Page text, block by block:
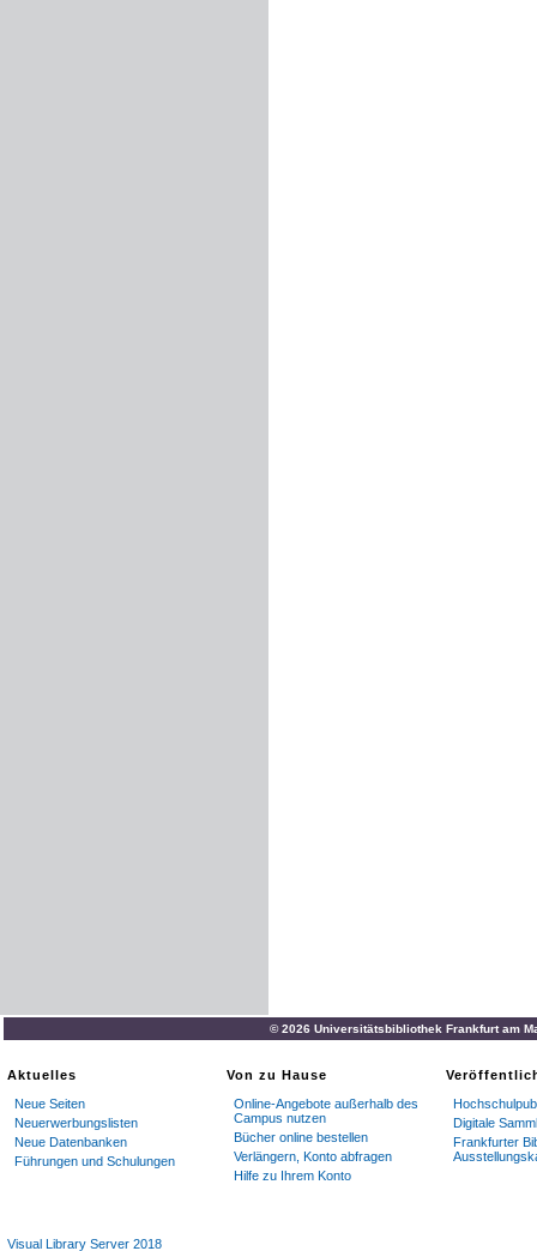
© 2026 Universitätsbibliothek Frankfurt am
Aktuelles
Neue Seiten
Neuerwerbungslisten
Neue Datenbanken
Führungen und Schulungen
Von zu Hause
Online-Angebote außerhalb des
Campus nutzen
Bücher online bestellen
Verlängern, Konto abfragen
Hilfe zu Ihrem Konto
Digitale
Frankfurter
Visual Library Server 2018